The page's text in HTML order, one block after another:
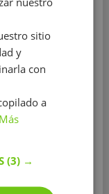
con una
Grado
profesor
mucho
y con buenos
sitio
y
con
a
Más
(3) →